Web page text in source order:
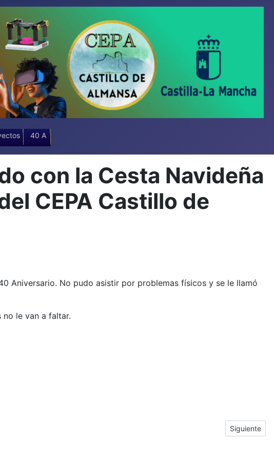
40 A
con la Cesta Navideña
CEPA Castillo de
Aniversario. No pudo asistir por problemas físicos y se le llamó
le van a faltar.
en Almansa y con dulces en Caudete. Next article:
Siguiente